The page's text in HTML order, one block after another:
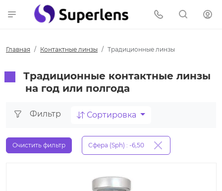
Главная Контактные линзы Традиционные линзы
Традиционные контактные линзы
на год или полгода
Фильтр Сортировка
Очистить фильтр Сфера (Sph) : -6,50